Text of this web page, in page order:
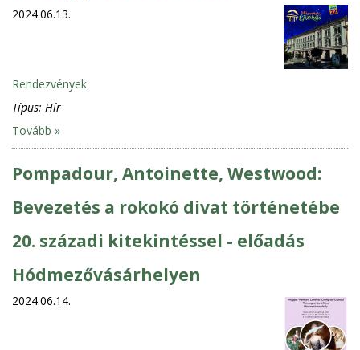
2024.06.13.
Rendezvények
Típus: Hír
Tovább »
Pompadour, Antoinette, Westwood:
Bevezetés a rokokó divat történetébe
20. századi kitekintéssel - előadás
Hódmezővásárhelyen
2024.06.14.